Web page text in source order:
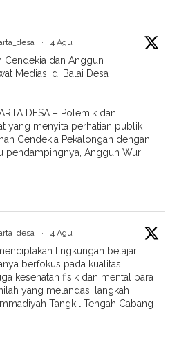
· 4 Agu
Cendekia dan Anggun
Mediasi di Balai Desa
DESA – Polemik dan
yang menyita perhatian publik
Cendekia Pekalongan dengan
pendampingnya, Anggun Wuri
· 4 Agu
lingkungan belajar
berfokus pada kualitas
kesehatan fisik dan mental para
yang melandasi langkah
Tangkil Tengah Cabang